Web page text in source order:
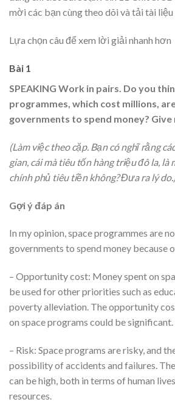
mời các bạn cùng theo dõi và tải tài liệu
Lựa chọn câu để xem lời giải nhanh hơn
Bài 1
SPEAKING Work in pairs. Do you
programmes, which cost millions,
governments to spend money? Give
(Làm việc theo cặp. Bạn có nghĩ rằng
gian, cái mà tiêu tốn hàng triệu đô la, là
chính phủ tiêu tiền không? Đưa ra lý
Gợi ý đáp án
In my opinion, space programmes are
governments to spend money because
– Opportunity cost: Money spent on
be used for other priorities such as
poverty alleviation. The opportunity
on space programs could be significant.
– Risk: Space programs are risky, and
possibility of accidents and failures.
can be high, both in terms of human
resources.